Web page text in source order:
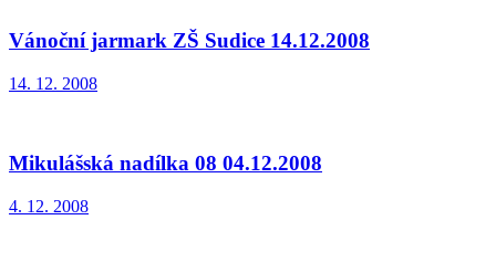
Vánoční jarmark ZŠ Sudice 14.12.2008
14. 12. 2008
Mikulášská nadílka 08 04.12.2008
4. 12. 2008